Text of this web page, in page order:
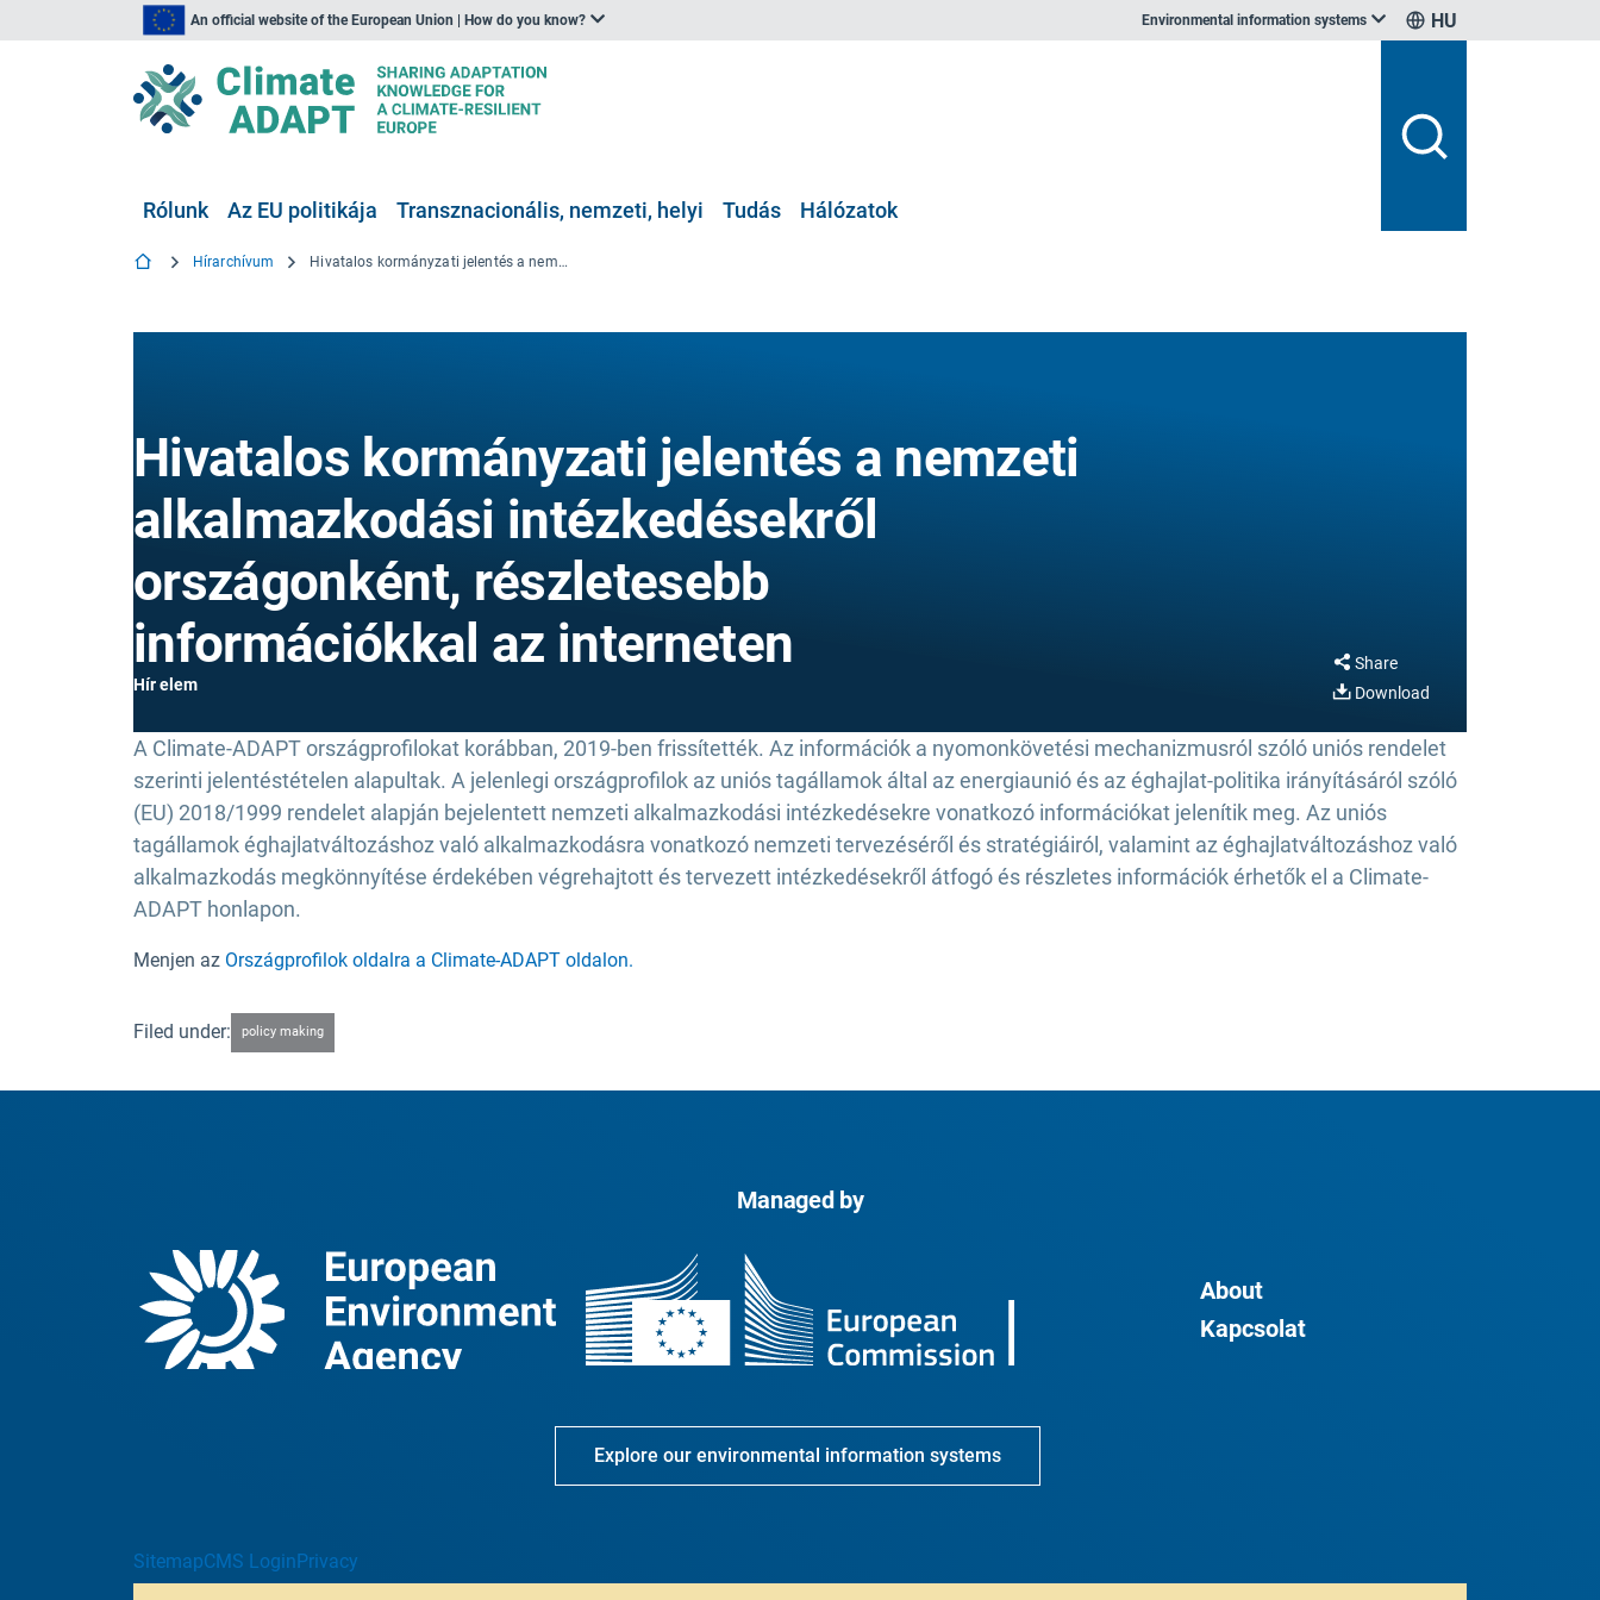
An official website of the European Union | How do you know? Environmental information systems HU
Rólunk Az EU politikája Transznacionális, nemzeti, helyi Tudás Hálózatok
Hírarchívum Hivatalos kormányzati jelentés a nemzeti alkalmazkodási intézkedésekről országonként, részletesebb információkkal az interneten
Hivatalos kormányzati jelentés a nemzeti
alkalmazkodási intézkedésekről
országonként, részletesebb
információkkal az interneten
Hír elem
Share
Download
A Climate-ADAPT országprofilokat korábban, 2019-ben frissítették. Az információk a nyomonkövetési mechanizmusról szóló uniós rendelet
szerinti jelentéstételen alapultak. A jelenlegi országprofilok az uniós tagállamok által az energiaunió és az éghajlat-politika irányításáról szóló
(EU) 2018/1999 rendelet alapján bejelentett nemzeti alkalmazkodási intézkedésekre vonatkozó információkat jelenítik meg. Az uniós
tagállamok éghajlatváltozáshoz való alkalmazkodásra vonatkozó nemzeti tervezéséről és stratégiáiról, valamint az éghajlatváltozáshoz való
alkalmazkodás megkönnyítése érdekében végrehajtott és tervezett intézkedésekről átfogó és részletes információk érhetők el a Climate-
ADAPT honlapon.
Menjen az Országprofilok oldalra a Climate-ADAPT oldalon.
Filed under: policy making
Managed by
About
Kapcsolat
Explore our environmental information systems
SitemapCMS LoginPrivacy